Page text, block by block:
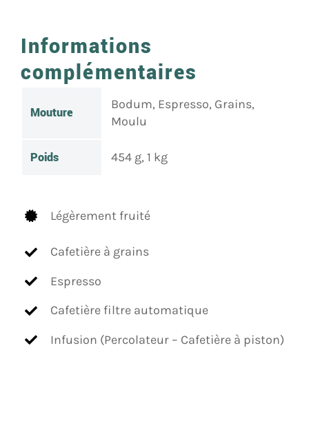
Informations
complémentaires
Mouture
Bodum, Espresso, Grains,
Moulu
Poids 454 g, 1 kg
Légèrement fruité
Cafetière à grains
Espresso
Cafetière filtre automatique
Infusion (Percolateur – Cafetière à piston)